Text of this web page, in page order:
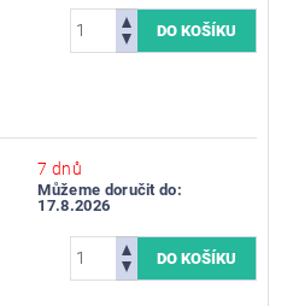
7 dnů
Můžeme doručit do:
17.8.2026